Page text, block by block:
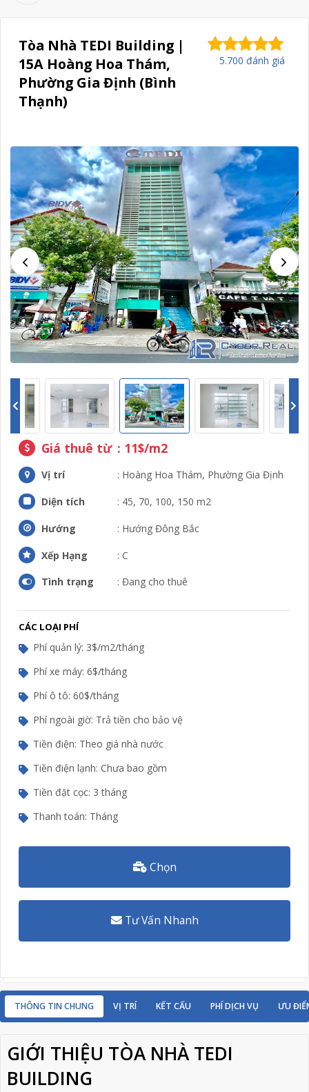
Tòa Nhà TEDI Building |
15A Hoàng Hoa Thám,
Phường Gia Định (Bình
Thạnh)
5.700 đánh giá
Giá thuê từ : 11$/m2
Vị trí : Hoàng Hoa Thám, Phường Gia Định
Diện tích : 45, 70, 100, 150 m2
Hướng : Hướng Đông Bắc
Xếp Hạng : C
Tình trạng : Đang cho thuê
CÁC LOẠI PHÍ
Phí quản lý: 3$/m2/tháng
Phí xe máy: 6$/tháng
Phí ô tô: 60$/tháng
Phí ngoài giờ: Trả tiền cho bảo vệ
Tiền điện: Theo giá nhà nước
Tiền điện lạnh: Chưa bao gồm
Tiền đặt cọc: 3 tháng
Thanh toán: Tháng
Chọn
Tư Vấn Nhanh
THÔNG TIN CHUNG VỊ TRÍ KẾT CẤU PHÍ DỊCH VỤ ƯU
GIỚI THIỆU TÒA NHÀ TEDI
BUILDING